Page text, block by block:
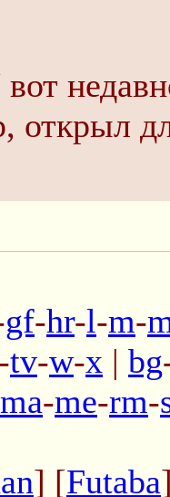
открыл
gf-hr-l-m-
-tv-w-x | bg
ma-me-rm-
] [Futaba